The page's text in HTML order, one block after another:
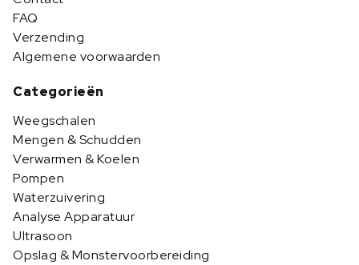
FAQ
Verzending
Algemene voorwaarden
Categorieën
Weegschalen
Mengen & Schudden
Verwarmen & Koelen
Pompen
Waterzuivering
Analyse Apparatuur
Ultrasoon
Opslag & Monstervoorbereiding